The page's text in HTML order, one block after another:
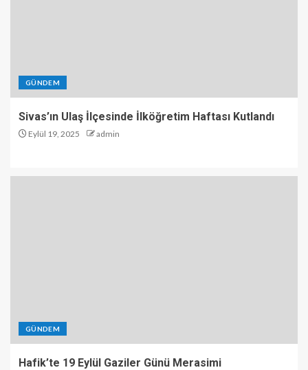
GÜNDEM
Sivas’ın Ulaş İlçesinde İlköğretim Haftası Kutlandı
Eylül 19, 2025 admin
GÜNDEM
Hafik’te 19 Eylül Gaziler Günü Merasimi